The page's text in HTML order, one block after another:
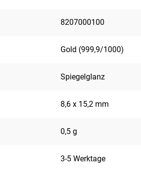
8207000100
Gold (999,9/1000)
Spiegelglanz
8,6 x 15,2 mm
0,5 g
3-5 Werktage